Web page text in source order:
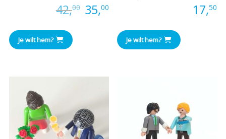
42,00 Oorspronkelijke
€42,00.
35,00Huidige
prijs
is:
€35,00.
Je wilt hem?
17,50
Je wilt hem?